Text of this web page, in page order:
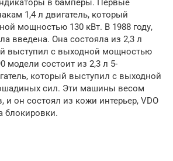
1,4 л двигатель, который
мощностью 130 кВт. В 1988 году,
введена. Она состояла из 2,3 л
выступил с выходной мощностью
модели состоит из 2,3 л 5-
который выступил с выходной
сил. Эти машины весом
и он состоял из кожи интерьер, VDO
блокировки.